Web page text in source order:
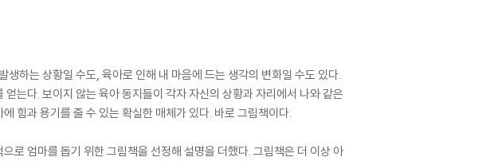
하는 상황일 수도, 육아로 인해 내 마음에 드는 생각의 변화일 수도 있다.
는다. 보이지 않는 육아 동지들이 각자 자신의 상황과 자리에서 나와 같은
힘과 용기를 줄 수 있는 확실한 매체가 있다. 바로 그림책이다.
로 엄마를 돕기 위한 그림책을 선정해 설명을 더했다. 그림책은 더 이상 아